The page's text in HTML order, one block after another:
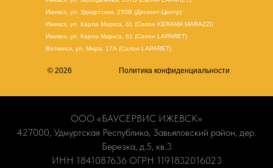
Ижевск, ул. Удмуртская, 255В (Дисконт-Центр)
Ижевск, ул. Карла Маркса, 61 (Салон KERAMA MARAZZI)
Ижевск, ул. Карла Маркса, 61 (Салон LAPARET)
Воткинск, ул. Мира, 17А (Салон LAPARET)
© 2026 Политика конфиденциальности
ООО «БАУСЕРВИС ИЖЕВСК»
427000, Удмуртская Республика, Завьяловский район, дер.
Березка, д.5, кв.3
ИНН 1841087636 ОГРН 1191832016023